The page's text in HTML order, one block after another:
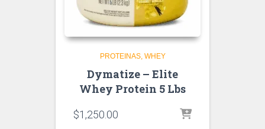
PROTEINAS WHEY
Dymatize – Elite
Whey Protein 5 Lbs
$1,250.00